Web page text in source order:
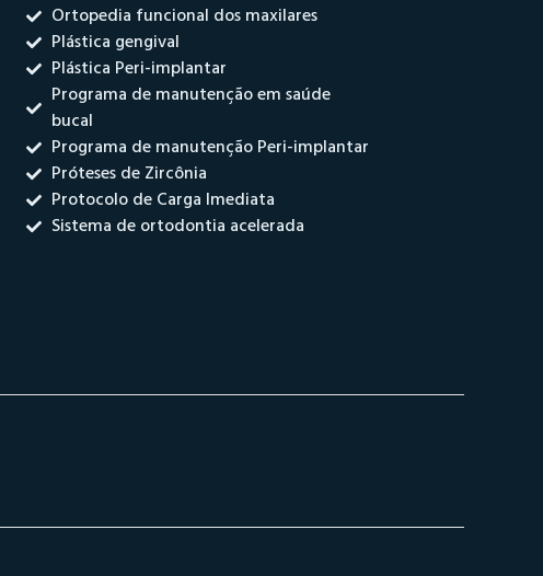
Ortopedia funcional dos maxilares
Plástica gengival
Plástica Peri-implantar
Programa de manutenção em saúde
bucal
Programa de manutenção Peri-implantar
Próteses de Zircônia
Protocolo de Carga Imediata
Sistema de ortodontia acelerada